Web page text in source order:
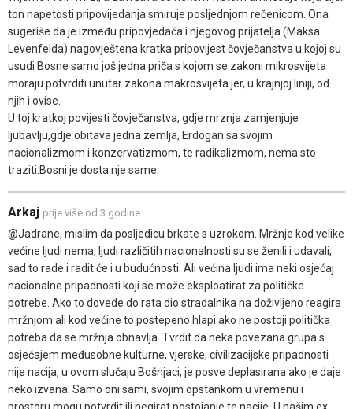
ton napetosti pripovijedanja smiruje posljednjom rečenicom. Ona
sugeriše da je između pripovjedača i njegovog prijatelja (Maksa
Levenfelda) nagovještena kratka pripovijest čovječanstva u kojoj su
usudi Bosne samo još jedna priča s kojom se zakoni mikrosvijeta
moraju potvrditi unutar zakona makrosvijeta jer, u krajnjoj liniji, od
njih i ovise.
U toj kratkoj povijesti čovječanstva, gdje mrznja zamjenjuje
ljubavlju,gdje obitava jedna zemlja, Erdogan sa svojim
nacionalizmom i konzervatizmom, te radikalizmom, nema sto
traziti.Bosni je dosta nje same.
Arkaj prije više od 3 godine
@Jadrane, mislim da posljedicu brkate s uzrokom. Mržnje kod velike
većine ljudi nema, ljudi različitih nacionalnosti su se ženili i udavali,
sad to rade i radit će i u budućnosti. Ali većina ljudi ima neki osjećaj
nacionalne pripadnosti koji se može eksploatirat za političke
potrebe. Ako to dovede do rata dio stradalnika na doživljeno reagira
mržnjom ali kod većine to postepeno hlapi ako ne postoji politička
potreba da se mržnja obnavlja. Tvrdit da neka povezana grupa s
osjećajem međusobne kulturne, vjerske, civilizacijske pripadnosti
nije nacija, u ovom slučaju Bošnjaci, je posve deplasirana ako je daje
neko izvana. Samo oni sami, svojim opstankom u vremenu i
prostoru mogu potvrdit ili negirat postojanje te nacije. U našim ex